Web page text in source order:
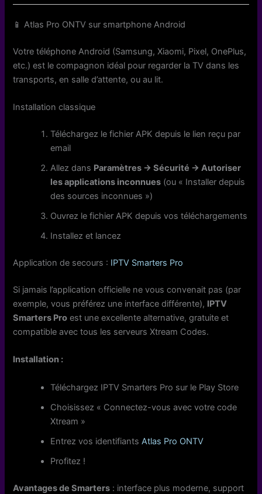
📱 Atlas Pro ONTV sur smartphone Android
Votre téléphone Android (Samsung, Xiaomi, Pixel, OnePlus,
etc.) est le compagnon idéal pour regarder la TV dans les
transports, en salle d’attente, ou au lit.
Installation classique
Téléchargez le fichier APK depuis le lien reçu par
email
Allez dans Paramètres → Sécurité → Autoriser
les applications inconnues (ou « Installer depuis
des sources inconnues »)
Ouvrez le fichier APK depuis vos téléchargements
Installez et lancez
Application de secours : IPTV Smarters Pro
Si jamais l’application officielle ne vous convenait pas (par
exemple, vous préférez une interface différente), IPTV
Smarters Pro est une excellente alternative, gratuite et
compatible avec tous les serveurs Xtream Codes.
Installation :
Téléchargez IPTV Smarters Pro sur le Play Store
Choisissez « Connectez-vous avec votre code
Xtream »
Entrez vos identifiantsAtlas Pro ONTV
Profitez !
Avantages de Smarters : interface plus moderne, support